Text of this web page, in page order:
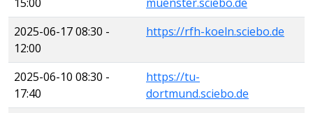
2025-06-17 08:30 -
12:00
https://rfh-koeln.sciebo.de
2025-06-10 08:30 -
17:40
https://tu-
dortmund.sciebo.de